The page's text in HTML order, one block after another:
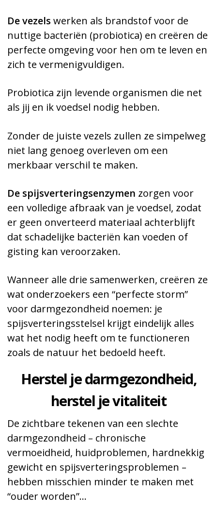
De vezels werken als brandstof voor de
nuttige bacteriën (probiotica) en creëren de
perfecte omgeving voor hen om te leven en
zich te vermenigvuldigen.
Probiotica zijn levende organismen die net
als jij en ik voedsel nodig hebben.
Zonder de juiste vezels zullen ze simpelweg
niet lang genoeg overleven om een
merkbaar verschil te maken.
De spijsverteringsenzymen zorgen voor
een volledige afbraak van je voedsel, zodat
er geen onverteerd materiaal achterblijft
dat schadelijke bacteriën kan voeden of
gisting kan veroorzaken.
Wanneer alle drie samenwerken, creëren ze
wat onderzoekers een “perfecte storm”
voor darmgezondheid noemen: je
spijsverteringsstelsel krijgt eindelijk alles
wat het nodig heeft om te functioneren
zoals de natuur het bedoeld heeft.
Herstel je darmgezondheid,
herstel je vitaliteit
De zichtbare tekenen van een slechte
darmgezondheid – chronische
vermoeidheid, huidproblemen, hardnekkig
gewicht en spijsverteringsproblemen –
hebben misschien minder te maken met
“ouder worden”…